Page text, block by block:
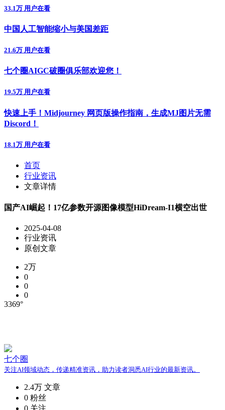
33.1万 用户在看
中国人工智能缩小与美国差距
21.6万 用户在看
七个圈AIGC破圈俱乐部欢迎您！
19.5万 用户在看
快速上手！Midjourney 网页版操作指南，生成MJ图片无需
Discord！
18.1万 用户在看
首页
行业资讯
文章详情
国产AI崛起！17亿参数开源图像模型HiDream-I1横空出世
2025-04-08
行业资讯
原创文章
2万
0
0
0
3369°
七个圈
关注AI领域动态，传递精准资讯，助力读者洞悉AI行业的最新资讯。
2.4万 文章
0 粉丝